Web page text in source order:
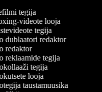
tegija
videote looja
tegija
dublaatori redaktor
redaktor
reklaamide tegija
tegija
looja
taustamuusika